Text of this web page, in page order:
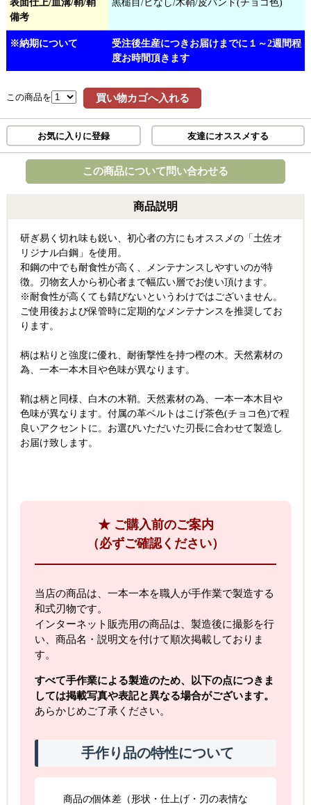
表面仕上/血溝/鞘/鞘
備考
黒槌目/ヒなし/木鞘/皮バンド(チョコ色)
※納期について
受注後生産につきお届けまでに１～2週間程
度お時間頂きます
この商品を 買い物カゴへ入れる
お気に入りに登録 友達にオススメする
この商品について問い合わせる
商品説明
研ぎ易く切れ味も鋭い、初心者の方にもオススメの「土佐オ
リジナル白鋼」を使用。
和鋼の中でも耐食性が高く、メンテナンスしやすいのが特
徴。刃物玄人から初心者まで幅広い層でお使い頂けます。
※耐食性が高くても錆びないというわけではございません。
ご使用後および保管時に定期的なメンテナンスを推奨してお
ります。
柄は粘りと強度に優れ、耐衝撃性を持つ樫の木。天然素材の
為、一本一本木目や色味が異なります。
鞘は柄と同様、白木の木鞘。天然素材の為、一本一本木目や
色味が異なります。付属の革ベルトはこげ茶色(チョコ色)で程
良いアクセントに。お選びいただいた刃長に合わせて製造し
お届け致します。
★ ご購入前のご案内
（必ずご確認ください）
当店の商品は、一本一本を職人が手作業で製造する
和式刃物です。
インターネット販売用の商品は、製造後に撮影を行
い、商品名・説明文を付けて順次掲載しておりま
す。
すべて手作業による製造のため、以下の点につきま
しては掲載写真や表記と異なる場合がございます。
あらかじめご了承ください。
手作り品の特性について
商品の個体差（形状・仕上げ・刃の表情な